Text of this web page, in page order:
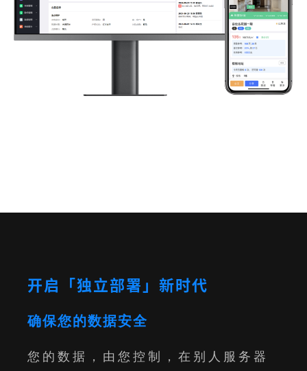
开启「独立部署」新时代
确保您的数据安全
您的数据，由您控制，在别人服务器